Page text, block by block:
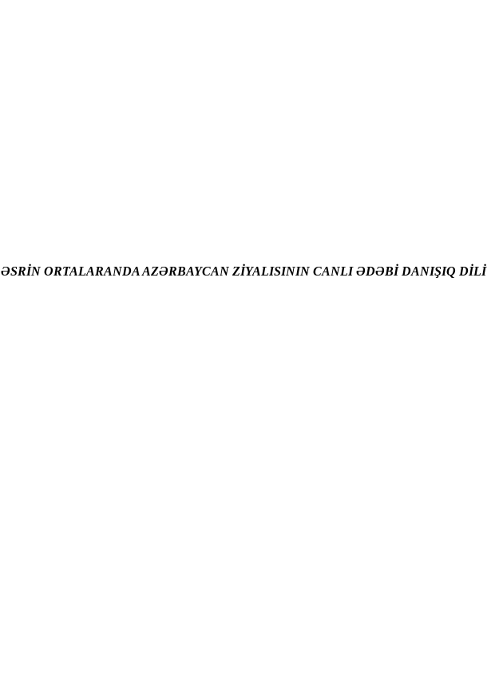
ORTALARANDA AZƏRBAYCAN ZİYALISININ CANLI ƏDƏBİ DANIŞIQ DİLİ